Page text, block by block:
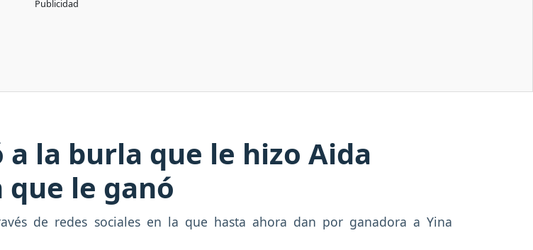
la burla que le hizo Aida
le ganó
de redes sociales en la que hasta ahora dan por ganadora a Yina